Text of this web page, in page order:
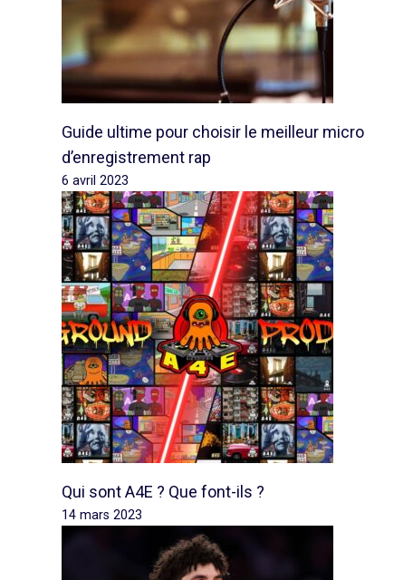
Guide ultime pour choisir le meilleur micro
d’enregistrement rap
6 avril 2023
Qui sont A4E ? Que font-ils ?
14 mars 2023